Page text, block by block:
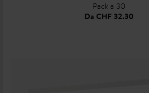
Pack a 30
Da CHF 32.30